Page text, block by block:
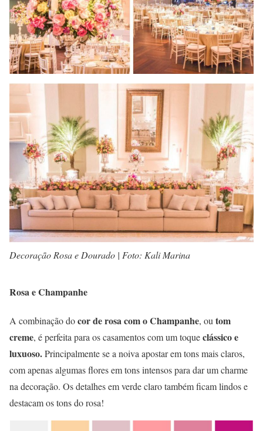
Decoração Rosa e Dourado | Foto: Kali Marina
Rosa e Champanhe
A combinação docor de rosa com o Champanhe, outom
creme, é perfeita para os casamentos com um toqueclássico e
luxuoso.Principalmente se a noiva apostar em tons mais claros,
com apenas algumas flores em tons intensos para dar um charme
na decoração. Os detalhes em verde claro também ficam lindos e
destacam os tons do rosa!